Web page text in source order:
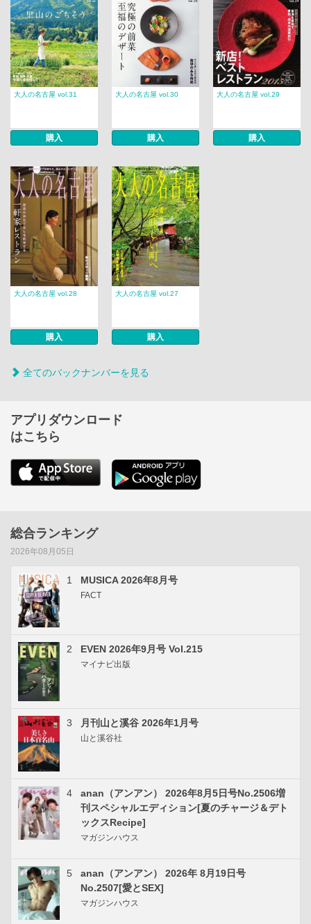
大人の名古屋 vol.31
購入
大人の名古屋 vol.30
購入
大人の名古屋 vol.29
購入
大人の名古屋 vol.28
購入
大人の名古屋 vol.27
購入
全てのバックナンバーを見る
アプリダウンロード
はこちら
総合ランキング
2026年08月05日
1 MUSICA 2026年8月号
FACT
2 EVEN 2026年9月号 Vol.215
マイナビ出版
3 月刊山と溪谷 2026年1月号
山と溪谷社
4
anan（アンアン） 2026年8月5日号No.2506増
刊スペシャルエディション[夏のチャージ＆デト
ックスRecipe]
マガジンハウス
5
anan（アンアン） 2026年 8月19日号
No.2507[愛とSEX]
マガジンハウス